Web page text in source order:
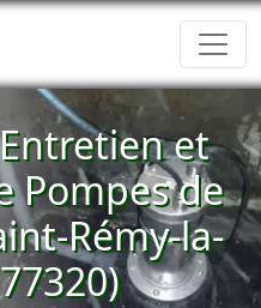
et
Pompes de
Rémy-la-